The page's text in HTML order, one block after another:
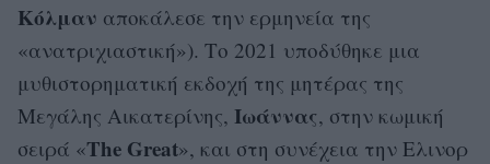
Κόλμαν αποκάλεσε την ερμηνεία της
«ανατριχιαστική»). Το 2021 υποδύθηκε μια
μυθιστορηματική εκδοχή της μητέρας της
Μεγάλης Αικατερίνης, Ιωάννας, στην κωμική
σειρά «The Great», και στη συνέχεια την Ελινορ